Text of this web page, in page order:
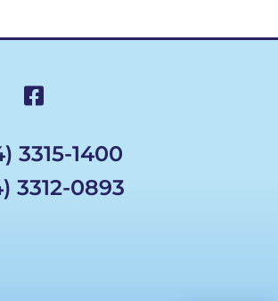
3315-1400
3312-0893